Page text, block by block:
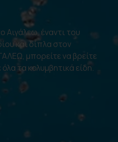
Αιγάλεω, έναντι του
και δίπλα στον
μπορείτε να βρείτε
τα κολυμβητικά είδη.